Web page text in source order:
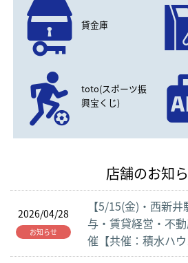
貸金庫
toto(スポーツ振
興宝くじ)
店舗のお知
2026/04/28
お知らせ
【5/15(金)・西新
与・賃貸経営・不
催【共催：積水ハウ